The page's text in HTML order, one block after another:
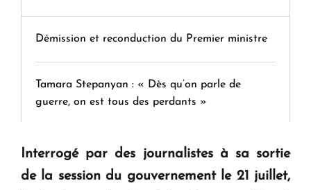
Démission et reconduction du Premier ministre
Tamara Stepanyan : « Dès qu’on parle de
guerre, on est tous des perdants »
" Tant qu'il n'existe pas d'alternative concrète, la
Interrogé par des journalistes à sa sortie
de la session du gouvernement le 21 juillet,